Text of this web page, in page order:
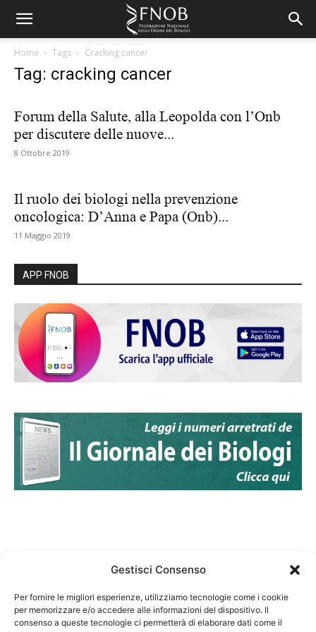
Gestisci Consenso
Per fornire le migliori esperienze, utilizziamo tecnologie come i cookie
per memorizzare e/o accedere alle informazioni del dispositivo. Il
consenso a queste tecnologie ci permetterà di elaborare dati come il
Home Tags Cracking cancer
Tag: cracking cancer
Forum della Salute, alla Leopolda con l’Onb
per discutere delle nuove...
8 Ottobre 2019
Il ruolo dei biologi nella prevenzione
oncologica: D’Anna e Papa (Onb)...
11 Maggio 2019
APP FNOB
Federazione Nazionale Degli Ordini dei Biologi: